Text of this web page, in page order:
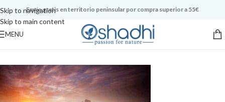
Skip to navigation
Skip to main content
Envío gratis en territorio peninsular por compra superior a 55€
MENU